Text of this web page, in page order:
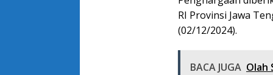
RI Provinsi Jawa
(02/12/2024).
BACA JUGA Olah